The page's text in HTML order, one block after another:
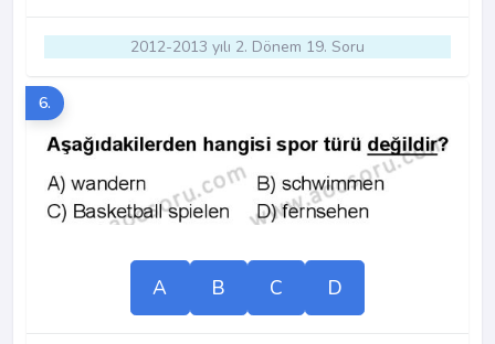
2012-2013 yılı 2. Dönem 19. Soru
6.
A B C D